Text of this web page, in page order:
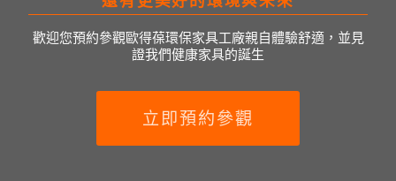
歡迎您預約參觀歐得葆環保家具工廠親自體驗舒適，並見
證我們健康家具的誕生
立即預約參觀